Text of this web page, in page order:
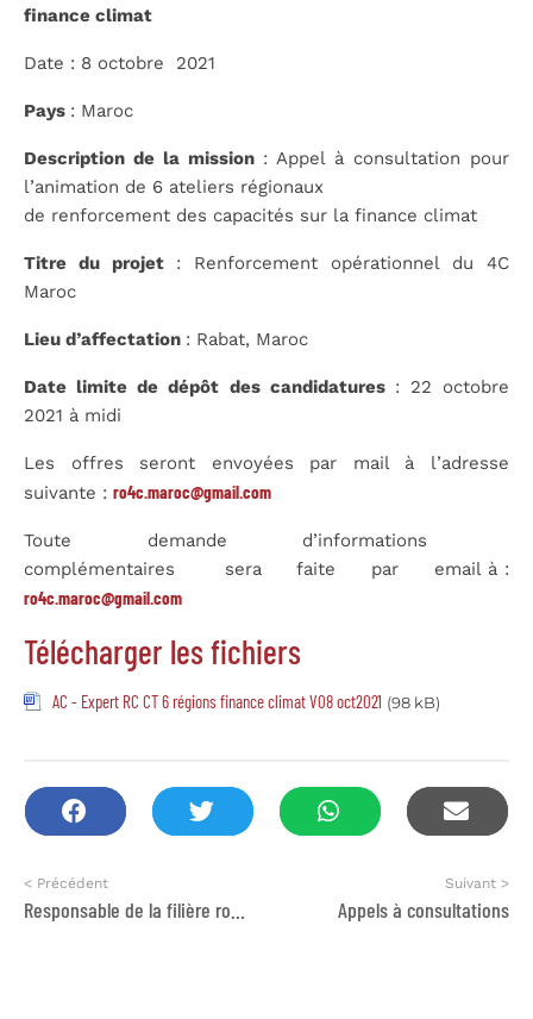
finance climat
Date : 8 octobre 2021
Pays : Maroc
Description de la mission : Appel à consultation pour
l’animation de 6 ateliers régionaux
de renforcement des capacités sur la finance climat
Titre du projet : Renforcement opérationnel du 4C
Maroc
Lieu d’affectation : Rabat, Maroc
Date limite de dépôt des candidatures : 22 octobre
2021 à midi
Les offres seront envoyées par mail à l’adresse
suivante : ro4c.maroc@gmail.com
Toute demande d’informations
complémentaires sera faite par email à :
ro4c.maroc@gmail.com
Télécharger les fichiers
AC - Expert RC CT 6 régions finance climat V08 oct2021 (98 kB)
< Précédent Suivant >
Appels à consultations